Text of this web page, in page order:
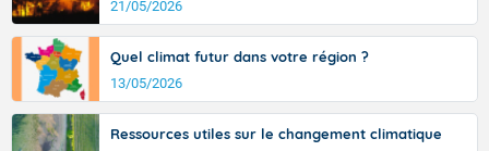
21/05/2026
Quel climat futur dans votre région ?
13/05/2026
Ressources utiles sur le changement climatique